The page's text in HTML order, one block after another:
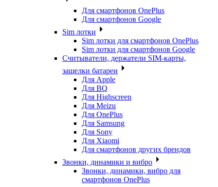
Для смартфонов OnePlus
Для смартфонов Google
Sim лотки
Sim лотки для смартфонов OnePlus
Sim лотки для смартфонов Google
Считыватели, держатели SIM-карты,
защелки батареи
Для Apple
Для BQ
Для Highscreen
Для Meizu
Для OnePlus
Для Samsung
Для Sony
Для Xiaomi
Для смартфонов других брендов
Звонки, динамики и вибро
Звонки, динамики, вибро для
смартфонов OnePlus